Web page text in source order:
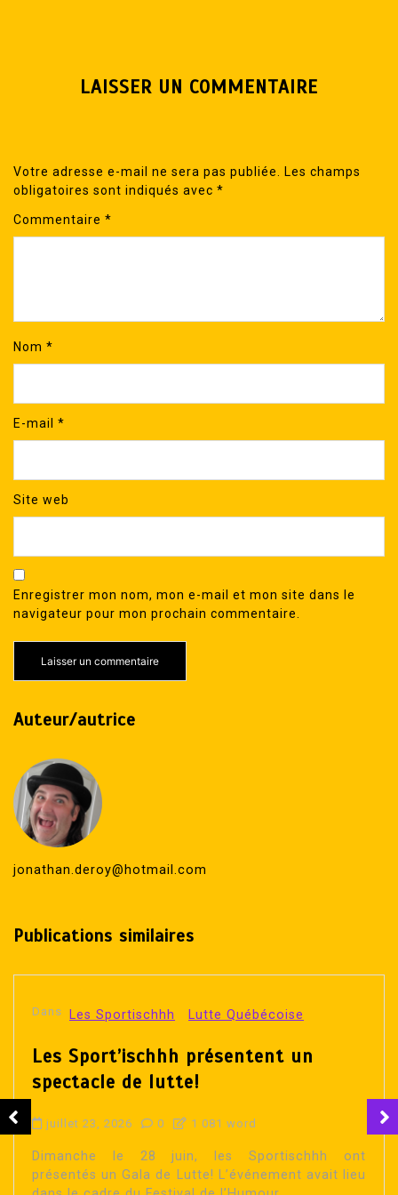
LAISSER UN COMMENTAIRE
Votre adresse e-mail ne sera pas publiée.
Les champs
obligatoires sont indiqués avec *
Commentaire *
Nom *
E-mail *
Site web
Enregistrer mon nom, mon e-mail et mon site dans le
navigateur pour mon prochain commentaire.
Auteur/autrice
jonathan.deroy@hotmail.com
Publications similaires
Dans Les Sportischhh Lutte Québécoise
Les Sport’ischhh présentent un
spectacle de lutte!
juillet 23, 2026 0 1 081 word
Dimanche le 28 juin, les Sportischhh ont
présentés un Gala de Lutte! L’événement avait lieu